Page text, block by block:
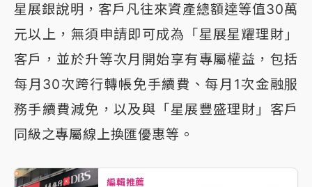
星展銀說明，客戶凡往來資產總額達等值30萬
元以上，無須申請即可成為「星展星耀理財」
客戶，並於升等次月開始享有專屬權益，包括
每月30次跨行轉帳免手續費、每月1次金融服
務手續費減免，以及與「星展豐盛理財」客戶
同級之專屬線上換匯優惠等。
編輯推薦